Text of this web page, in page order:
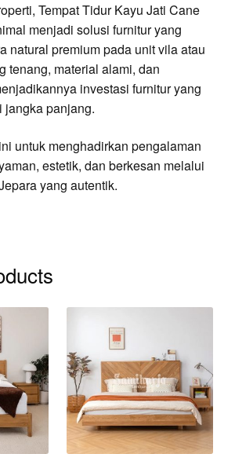
Tempat Tidur Kayu Jati Cane
menjadi solusi furnitur yang
natural premium pada unit vila atau
tenang, material alami, dan
investasi furnitur yang
jangka panjang.
untuk menghadirkan pengalaman
estetik, dan berkesan melalui
yang autentik.